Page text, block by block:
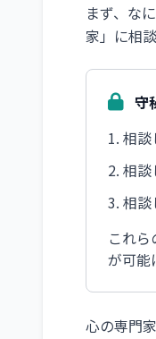
まず、な
家」に相
守
相談
相談
相談
これ
が可能
心の専門